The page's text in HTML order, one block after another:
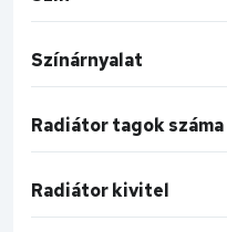
Színárnyalat
Radiátor tagok száma
Radiátor kivitel